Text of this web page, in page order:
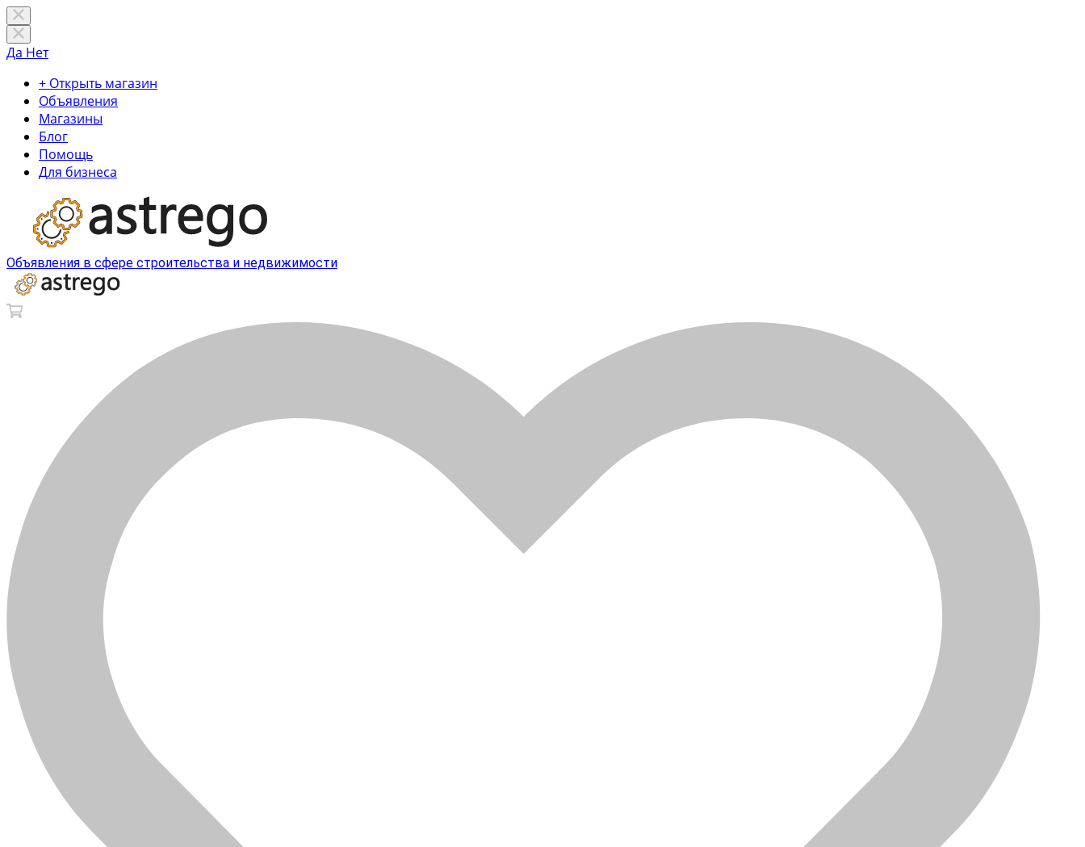
Да Нет
+ Открыть магазин
Объявления
Магазины
Блог
Помощь
Для бизнеса
Объявления в сфере строительства и недвижимости